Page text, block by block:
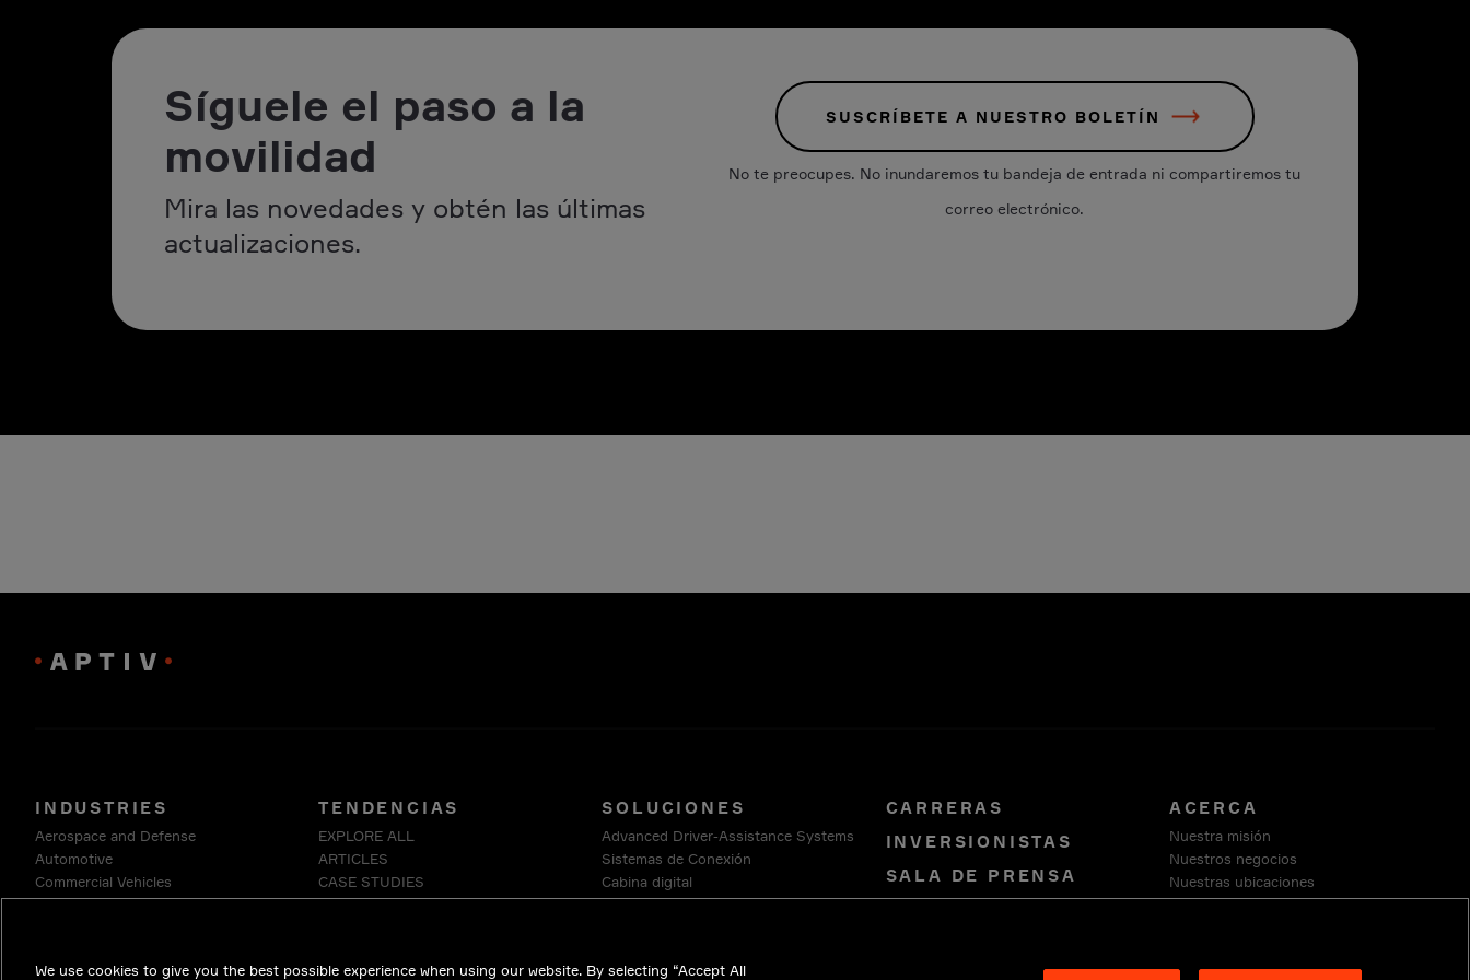
Síguele el paso a la
movilidad
Mira las novedades y obtén las últimas
actualizaciones.
SUSCRÍBETE A NUESTRO BOLETÍN
No te preocupes. No inundaremos tu bandeja de entrada ni compartiremos tu
correo electrónico.
INDUSTRIES
Aerospace and Defense
Automotive
Commercial Vehicles
Energy
Medical
TENDENCIAS
EXPLORE ALL
ARTICLES
CASE STUDIES
INSIDE EDGE
SOLUCIONES
Advanced Driver-Assistance Systems
Sistemas de Conexión
Cabina digital
Smart Vehicle Architecture
Intercable Automotive Solutions
CARRERAS
INVERSIONISTAS
SALA DE PRENSA
ACERCA
Nuestra misión
Nuestros negocios
Nuestras ubicaciones
Nuestra fundación
We use cookies to give you the best possible experience when using our website. By selecting “Accept All